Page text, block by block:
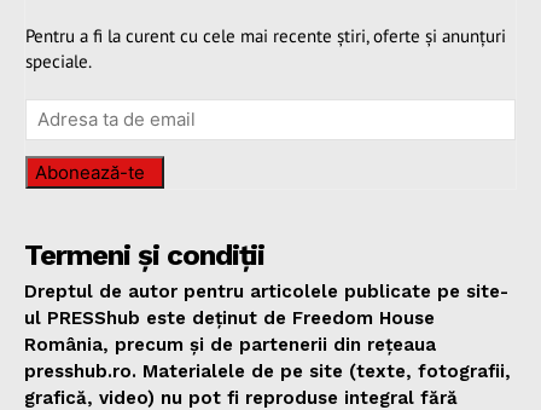
Pentru a fi la curent cu cele mai recente știri, oferte și anunțuri
speciale.
Abonează-te
Termeni și condiții
Dreptul de autor pentru articolele publicate pe site-
ul PRESShub este deținut de Freedom House
România, precum și de partenerii din rețeaua
presshub.ro. Materialele de pe site (texte, fotografii,
grafică, video) nu pot fi reproduse integral fără